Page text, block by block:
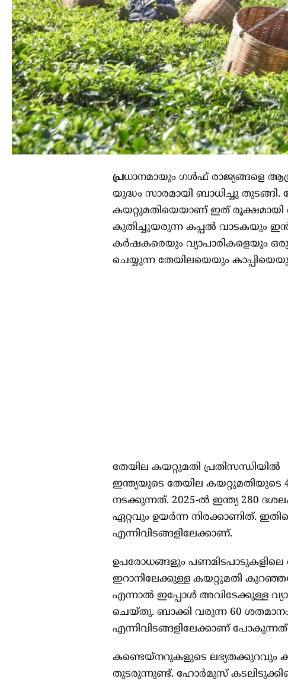
പ്രധാനമായും ഗള്‍ഫ് രാജ്യങ്ങളെ
യുദ്ധം സാരമായി ബാധിച്ചു
കയറ്റുമതിയെയാണ് ഇത് രൂക്ഷമായി
കുതിച്ചുയരുന്ന കപ്പല്‍ വാടകയും
കര്‍ഷകരെയും വ്യാപാരികളെയും
ചെയ്യുന്ന തേയിലയെയും
തേയില കയറ്റുമതി പ്രതിസന്ധിയില്‍
ഇന്ത്യയുടെ തേയില കയറ്റുമതിയുടെ
നടക്കുന്നത്. 2025-ല്‍ ഇന്ത്യ 280
ഏറ്റവും ഉയര്‍ന്ന നിരക്കാണിത്.
എന്നിവിടങ്ങളിലേക്കാണ്.
ഉപരോധങ്ങളും
ഇറാനിലേക്കുള്ള കയറ്റുമതി
എന്നാല്‍ ഇപ്പോള്‍ അവിടേക്കുള്ള
ചെയ്തു. ബാക്കി വരുന്ന 60
എന്നിവിടങ്ങളിലേക്കാണ്
കണ്ടെയ്‌നറുകളുടെ ലഭ്യതക്കുറവും
തുടരുന്നുണ്ട്. ഹോര്‍മുസ്